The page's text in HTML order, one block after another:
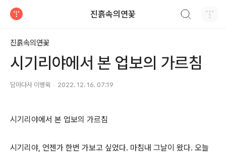
진흙속의연꽃
진흙속의연꽃
시기리야에서 본 업보의 가르침
담마다사 이병욱 2022. 12. 16. 07:19
시기리야에서 본 업보의 가르침
시기리야, 언젠가 한번 가보고 싶었다. 마침내 그날이 왔다. 오늘